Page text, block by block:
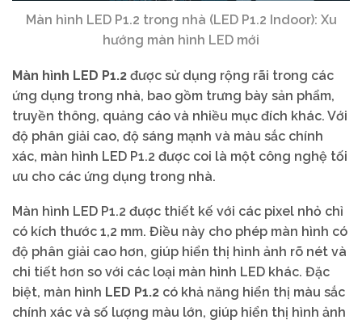
Màn hình LED P1.2 trong nhà (LED P1.2 Indoor): Xu
hướng màn hình LED mới
Màn hình LED P1.2 được sử dụng rộng rãi trong các
ứng dụng trong nhà, bao gồm trưng bày sản phẩm,
truyền thông, quảng cáo và nhiều mục đích khác. Với
độ phân giải cao, độ sáng mạnh và màu sắc chính
xác, màn hình LED P1.2 được coi là một công nghệ tối
ưu cho các ứng dụng trong nhà.
Màn hình LED P1.2 được thiết kế với các pixel nhỏ chỉ
có kích thước 1,2 mm. Điều này cho phép màn hình có
độ phân giải cao hơn, giúp hiển thị hình ảnh rõ nét và
chi tiết hơn so với các loại màn hình LED khác. Đặc
biệt, màn hình LED P1.2 có khả năng hiển thị màu sắc
chính xác và số lượng màu lớn, giúp hiển thị hình ảnh